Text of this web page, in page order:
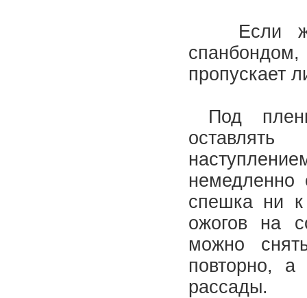
Если же
пропускает
Под
спешка ни к
ожогов на
можно
повторно, а
рассады.